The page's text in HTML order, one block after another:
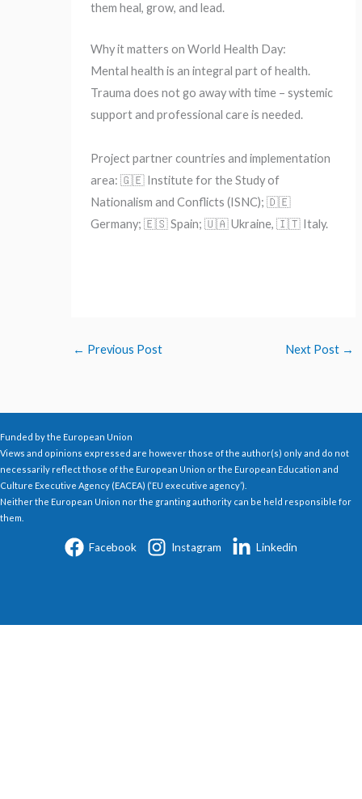
them heal, grow, and lead.
Why it matters on World Health Day:
Mental health is an integral part of health.
Trauma does not go away with time – systemic
support and professional care is needed.
Project partner countries and implementation
area: 🇬🇪 Institute for the Study of
Nationalism and Conflicts (ISNC); 🇩🇪
Germany; 🇪🇸 Spain; 🇺🇦 Ukraine, 🇮🇹 Italy.
← Previous Post Next Post →
Funded by the European Union
Views and opinions expressed are however those of the author(s) only and do not
necessarily reflect those of the European Union or the European Education and
Culture Executive Agency (EACEA) (‘EU executive agency’).
Neither the European Union nor the granting authority can be held responsible for
them.
Facebook Instagram Linkedin